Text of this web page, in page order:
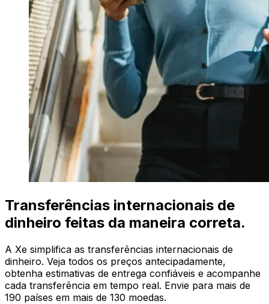
Transferências internacionais de
dinheiro feitas da maneira correta.
A Xe simplifica as transferências internacionais de
dinheiro. Veja todos os preços antecipadamente,
obtenha estimativas de entrega confiáveis e acompanhe
cada transferência em tempo real. Envie para mais de
190 países em mais de 130 moedas.